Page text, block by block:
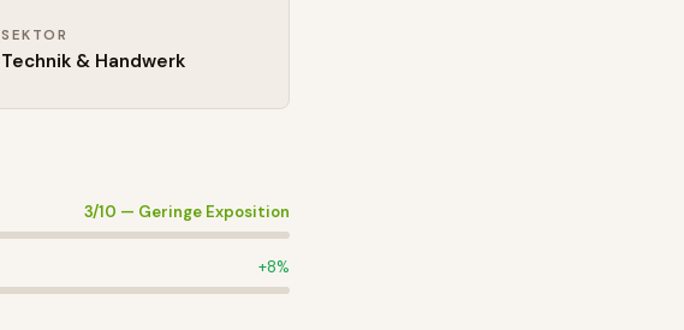
SEKTOR
Technik & Handwerk
3/10 — Geringe Exposition
+8%